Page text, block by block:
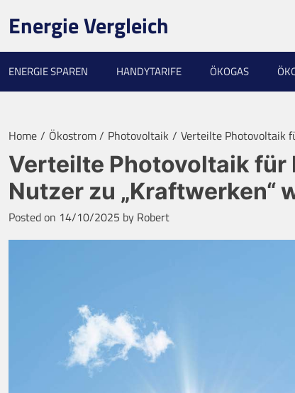
Energie Vergleich
ENERGIE SPAREN HANDYTARIFE ÖKOGAS
Home Ökostrom Photovoltaik Verteilte Photovoltaik
Verteilte Photovoltaik für
Nutzer zu „Kraftwerken“
Posted on 14/10/2025 by Robert